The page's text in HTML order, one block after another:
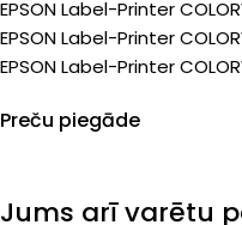
EPSON Label-Printer
EPSON Label-Printer
EPSON Label-Printer
Preču piegāde
Jums arī varētu